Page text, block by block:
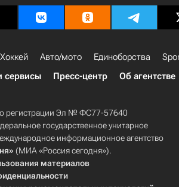
Хоккей Авто/мото Единоборства
сервисы Пресс-центр Об агентстве
о регистрации Эл № ФС77-57640
государственное унитарное
информационное агентство
(МИА «Россия сегодня»).
материалов